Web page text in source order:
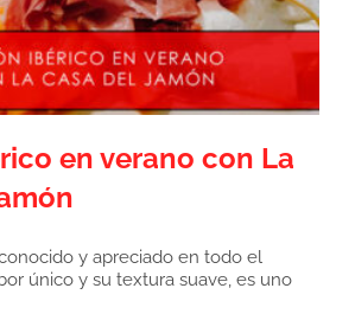
en verano con La Casa del
en verano con La
y apreciado en todo el
único y su textura suave, es uno